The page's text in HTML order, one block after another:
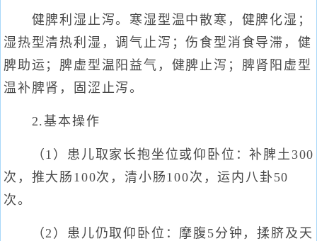
健脾利湿止泻。寒湿型温中散寒，健脾化湿；
湿热型清热利湿，调气止泻；伤食型消食导滞，健
脾助运；脾虚型温阳益气，健脾止泻；脾肾阳虚型
温补脾肾，固涩止泻。
2.基本操作
（1）患儿取家长抱坐位或仰卧位：补脾土300
次，推大肠100次，清小肠100次，运内八卦50
次。
（2）患儿仍取仰卧位：摩腹5分钟，揉脐及天